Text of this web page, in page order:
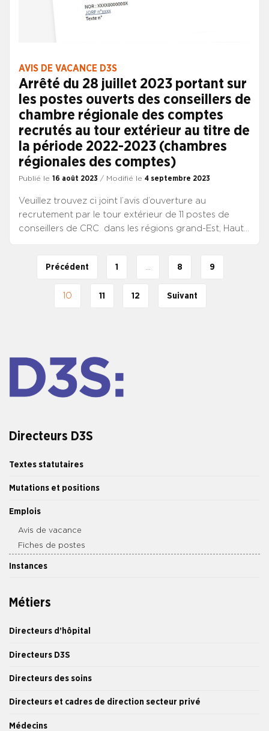
Directeurs D3S
Textes statutaires
Mutations et positions
Emplois
Avis de vacance
Fiches de postes
Instances
Métiers
Directeurs d’hôpital
Directeurs D3S
Directeurs des soins
Directeurs et cadres de direction secteur privé
Médecins
AVIS DE VACANCE D3S
Arrêté du 28 juillet 2023 portant sur
les postes ouverts des conseillers de
chambre régionale des comptes
recrutés au tour extérieur au titre de
la période 2022-2023 (chambres
régionales des comptes)
Publié le 16 août 2023 / Modifié le 4 septembre 2023
Veuillez trouvez ci joint l’avis d’ouverture au
recrutement par le tour extérieur de 11 postes de
conseillers de CRC dans les régions grand-Est, Hauts
Précédent
1 8 9
10 11 12 Suivant